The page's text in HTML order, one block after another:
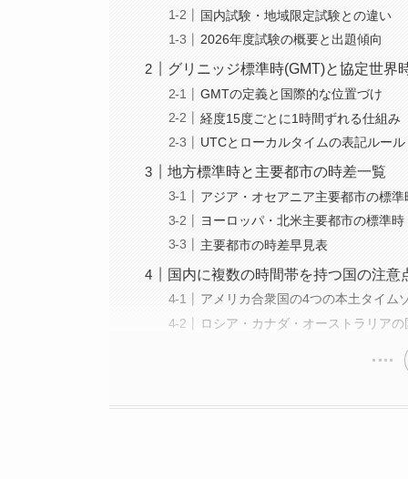
国内試験・地域限定試験との違い
2026年度試験の概要と出題傾向
グリニッジ標準時(GMT)と協定世界
GMTの定義と国際的な位置づけ
経度15度ごとに1時間ずれる仕組み
UTCとローカルタイムの表記ルール
地方標準時と主要都市の時差一覧
アジア・オセアニア主要都市の標準
ヨーロッパ・北米主要都市の標準時
主要都市の時差早見表
国内に複数の時間帯を持つ国の注意
アメリカ合衆国の4つの本土タイム
ロシア・カナダ・オーストラリア